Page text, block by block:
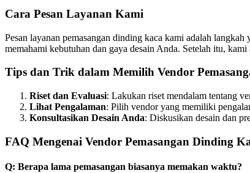
Cara Pesan Layanan Kami
Pesan layanan pemasangan dinding kaca kami adalah
memahami kebutuhan dan gaya desain Anda. Setelah itu,
Tips dan Trik dalam Memilih Vendor
Riset dan Evaluasi: Lakukan riset mendalam tentang
Lihat Pengalaman: Pilih vendor yang memiliki
Konsultasikan Desain Anda: Diskusikan desain dan
FAQ Mengenai Vendor Pemasangan Dinding
Q: Berapa lama pemasangan biasanya memakan waktu?